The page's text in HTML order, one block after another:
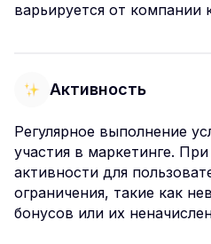
варьируется от компании
Активность
Регулярное выполнение
участия в маркетинге.
активности для
ограничения, такие как
бонусов или их